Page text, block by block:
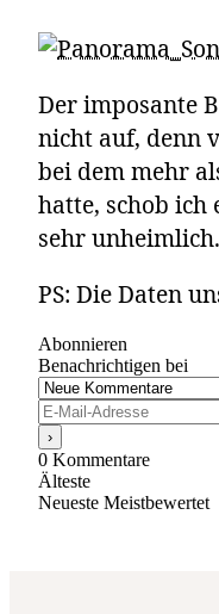
Der imposante
nicht auf, denn
bei dem mehr
hatte, schob ich
sehr
PS: Die Daten
Abonnieren
Benachrichtigen bei
0 Kommentare
Älteste
Neueste Meistbewertet